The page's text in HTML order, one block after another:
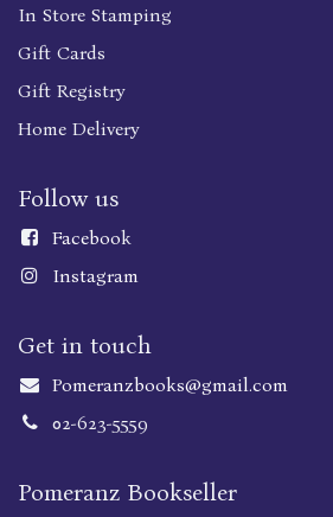
In Store Stamping
Gift Cards
Gift Registry
Home Delivery
Follow us
Facebook
Instagram
Get in touch
Pomeranzbooks@gmail.com
02-623-5559
Pomeranz Bookseller